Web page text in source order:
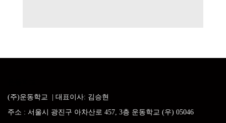
(주)운동학교
| 대표이사: 김승현
주소 : 서울시 광진구 아차산로 457, 3층 운동학교 (우) 05046